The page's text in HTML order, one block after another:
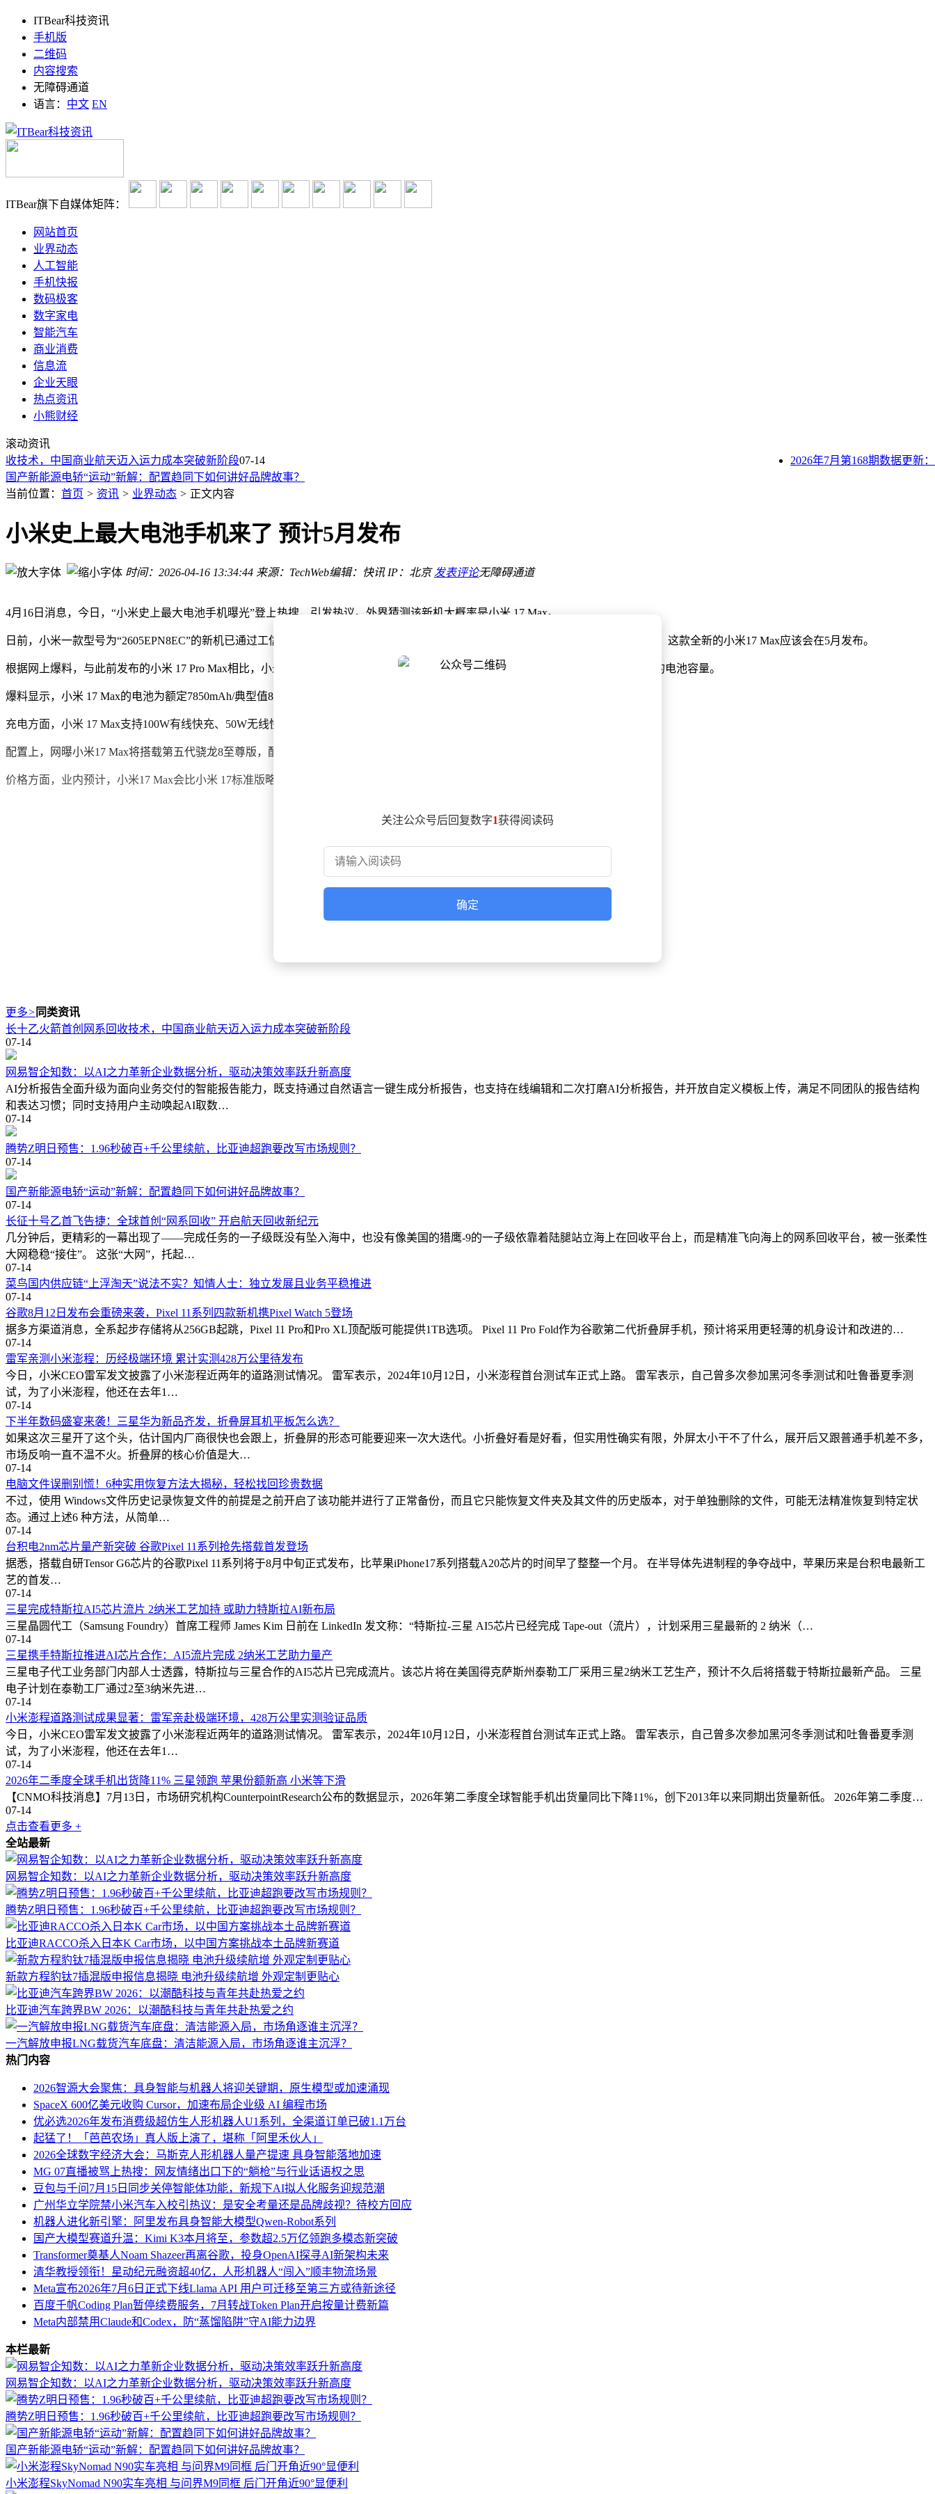
ITBear科技资讯
手机版
二维码
内容搜索
无障碍通道
语言： 中文 EN
ITBear旗下自媒体矩阵：
网站首页
业界动态
人工智能
手机快报
数码极客
数字家电
智能汽车
商业消费
信息流
企业天眼
热点资讯
小熊财经
滚动资讯
术，中国商业航天迈入运力成本突破新阶段07-14 2026年7月第168期数据更新：
网易智企知数：以AI之力革新企业数据分析，驱动决策效率跃升新高度
腾势Z明日预售：1.96秒破百+千公里续航，比亚迪超跑要改写市场规则？
国产新能源电轿“运动”新解：配置趋同下如何讲好品牌故事？
长征十号乙首飞告捷：全球首创“网系回收” 开启航天回收新纪元
谷歌8月12日发布会重磅来袭，Pixel 11系列四款新机携Pixel Watch 5登场
雷军亲测小米澎程：历经极端环境 累计实测428万公里待发布
下半年数码盛宴来袭！三星华为新品齐发，折叠屏耳机平板怎么选？
电脑文件误删别慌！6种实用恢复方法大揭秘，轻松找回珍贵数据
网易智企知数：以AI之力革新企业数据分析，驱动决策效率跃升新高度
当前位置： 首页 > 资讯 > 业界动态 > 正文内容
小米史上最大电池手机来了 预计5月发布
时间：2026-04-16 13:34:44 来源：TechWeb编辑：快讯 IP：北京 发表评论无障碍通道
4月16日消息，今日，“小米史上最大电池手机曝光”登上热搜，引发热议。外界猜测该新机大概率是小米 17 Max。
日前，小米一款型号为“2605EPN8EC”的新机已通过工信部无线电核准，预计是小米17 Max。鉴于小米4月21日将发布REDMI K90 Max，这款全新的小米17 Max应该会在5月发布。
根据网上爆料，与此前发布的小米 17 Pro Max相比，小米 17 Max最核心的变化是取消了后者出圈的背屏设计，这么做是为了容纳更多的电池容量。
爆料显示，小米 17 Max的电池为额定7850mAh/典型值8000mAh±，这也是小米品牌手机最大容量电池。
充电方面，小米 17 Max支持100W有线快充、50W无线快充及反向充电。
配置上，网曝小米17 Max将搭载第五代骁龙8至尊版，配合LPDDR5X内存+UFS 4.1存储，属第一梯队规格。
价格方面，业内预计，小米17 Max会比小米 17标准版略高一些，可能向小米 17Pro看齐，为4999元起售。
关注公众号后回复数字1获得阅读码
确定
更多> 同类资讯
长十乙火箭首创网系回收技术，中国商业航天迈入运力成本突破新阶段
07-14
网易智企知数：以AI之力革新企业数据分析，驱动决策效率跃升新高度
AI分析报告全面升级为面向业务交付的智能报告能力，既支持通过自然语言一键生成分析报告，也支持在线编辑和二次打磨AI分析报告，并开放自定义模板上传，满足不同团队的报告结构
和表达习惯；同时支持用户主动唤起AI取数…
07-14
腾势Z明日预售：1.96秒破百+千公里续航，比亚迪超跑要改写市场规则？
07-14
国产新能源电轿“运动”新解：配置趋同下如何讲好品牌故事？
07-14
长征十号乙首飞告捷：全球首创“网系回收” 开启航天回收新纪元
几分钟后，更精彩的一幕出现了——完成任务的一子级既没有坠入海中，也没有像美国的猎鹰-9的一子级依靠着陆腿站立海上在回收平台上，而是精准飞向海上的网系回收平台，被一张柔性
大网稳稳“接住”。 这张“大网”，托起…
07-14
菜鸟国内供应链“上浮淘天”说法不实？知情人士：独立发展且业务平稳推进
07-14
谷歌8月12日发布会重磅来袭，Pixel 11系列四款新机携Pixel Watch 5登场
据多方渠道消息，全系起步存储将从256GB起跳，Pixel 11 Pro和Pro XL顶配版可能提供1TB选项。 Pixel 11 Pro Fold作为谷歌第二代折叠屏手机，预计将采用更轻薄的机身设计和改进的…
07-14
雷军亲测小米澎程：历经极端环境 累计实测428万公里待发布
今日，小米CEO雷军发文披露了小米澎程近两年的道路测试情况。 雷军表示，2024年10月12日，小米澎程首台测试车正式上路。 雷军表示，自己曾多次参加黑河冬季测试和吐鲁番夏季测
试，为了小米澎程，他还在去年1…
07-14
下半年数码盛宴来袭！三星华为新品齐发，折叠屏耳机平板怎么选？
如果这次三星开了这个头，估计国内厂商很快也会跟上，折叠屏的形态可能要迎来一次大迭代。小折叠好看是好看，但实用性确实有限，外屏太小干不了什么，展开后又跟普通手机差不多，
市场反响一直不温不火。折叠屏的核心价值是大…
07-14
电脑文件误删别慌！6种实用恢复方法大揭秘，轻松找回珍贵数据
不过，使用 Windows文件历史记录恢复文件的前提是之前开启了该功能并进行了正常备份，而且它只能恢复文件夹及其文件的历史版本，对于单独删除的文件，可能无法精准恢复到特定状
态。通过上述6 种方法，从简单…
07-14
台积电2nm芯片量产新突破 谷歌Pixel 11系列抢先搭载首发登场
据悉，搭载自研Tensor G6芯片的谷歌Pixel 11系列将于8月中旬正式发布，比苹果iPhone17系列搭载A20芯片的时间早了整整一个月。 在半导体先进制程的争夺战中，苹果历来是台积电最新工
艺的首发…
07-14
三星完成特斯拉AI5芯片流片 2纳米工艺加持 或助力特斯拉AI新布局
三星晶圆代工（Samsung Foundry）首席工程师 James Kim 日前在 LinkedIn 发文称：“特斯拉-三星 AI5芯片已经完成 Tape-out（流片），计划采用三星最新的 2 纳米（…
07-14
三星携手特斯拉推进AI芯片合作：AI5流片完成 2纳米工艺助力量产
三星电子代工业务部门内部人士透露，特斯拉与三星合作的AI5芯片已完成流片。该芯片将在美国得克萨斯州泰勒工厂采用三星2纳米工艺生产，预计不久后将搭载于特斯拉最新产品。 三星
电子计划在泰勒工厂通过2至3纳米先进…
07-14
小米澎程道路测试成果显著：雷军亲赴极端环境，428万公里实测验证品质
今日，小米CEO雷军发文披露了小米澎程近两年的道路测试情况。 雷军表示，2024年10月12日，小米澎程首台测试车正式上路。 雷军表示，自己曾多次参加黑河冬季测试和吐鲁番夏季测
试，为了小米澎程，他还在去年1…
07-14
2026年二季度全球手机出货降11% 三星领跑 苹果份额新高 小米等下滑
【CNMO科技消息】7月13日，市场研究机构CounterpointResearch公布的数据显示，2026年第二季度全球智能手机出货量同比下降11%，创下2013年以来同期出货量新低。 2026年第二季度…
07-14
点击查看更多 +
全站最新
网易智企知数：以AI之力革新企业数据分析，驱动决策效率跃升新高度
腾势Z明日预售：1.96秒破百+千公里续航，比亚迪超跑要改写市场规则？
比亚迪RACCO杀入日本K Car市场，以中国方案挑战本土品牌新赛道
新款方程豹钛7插混版申报信息揭晓 电池升级续航增 外观定制更贴心
比亚迪汽车跨界BW 2026：以潮酷科技与青年共赴热爱之约
一汽解放申报LNG载货汽车底盘：清洁能源入局，市场角逐谁主沉浮？
热门内容
2026智源大会聚焦：具身智能与机器人将迎关键期，原生模型或加速涌现
SpaceX 600亿美元收购 Cursor，加速布局企业级 AI 编程市场
优必选2026年发布消费级超仿生人形机器人U1系列，全渠道订单已破1.1万台
起猛了！「芭芭农场」真人版上演了，堪称「阿里禾伙人」
2026全球数字经济大会：马斯克人形机器人量产提速 具身智能落地加速
MG 07直播被骂上热搜：网友情绪出口下的“躺枪”与行业话语权之思
豆包与千问7月15日同步关停智能体功能，新规下AI拟人化服务迎规范潮
广州华立学院禁小米汽车入校引热议：是安全考量还是品牌歧视？待校方回应
机器人进化新引擎：阿里发布具身智能大模型Qwen-Robot系列
国产大模型赛道升温：Kimi K3本月将至，参数超2.5万亿领跑多模态新突破
Transformer奠基人Noam Shazeer再离谷歌，投身OpenAI探寻AI新架构未来
清华教授领衔！星动纪元融资超40亿，人形机器人“闯入”顺丰物流场景
Meta宣布2026年7月6日正式下线Llama API 用户可迁移至第三方或待新途径
百度千帆Coding Plan暂停续费服务，7月转战Token Plan开启按量计费新篇
Meta内部禁用Claude和Codex，防“蒸馏陷阱”守AI能力边界
本栏最新
网易智企知数：以AI之力革新企业数据分析，驱动决策效率跃升新高度
腾势Z明日预售：1.96秒破百+千公里续航，比亚迪超跑要改写市场规则？
国产新能源电轿“运动”新解：配置趋同下如何讲好品牌故事？
小米澎程SkyNomad N90实车亮相 与问界M9同框 后门开角近90°显便利